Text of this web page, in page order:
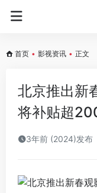
首页 • 影视资讯 • 正文
北京推出新
将补贴超
3年前 (2024)发布